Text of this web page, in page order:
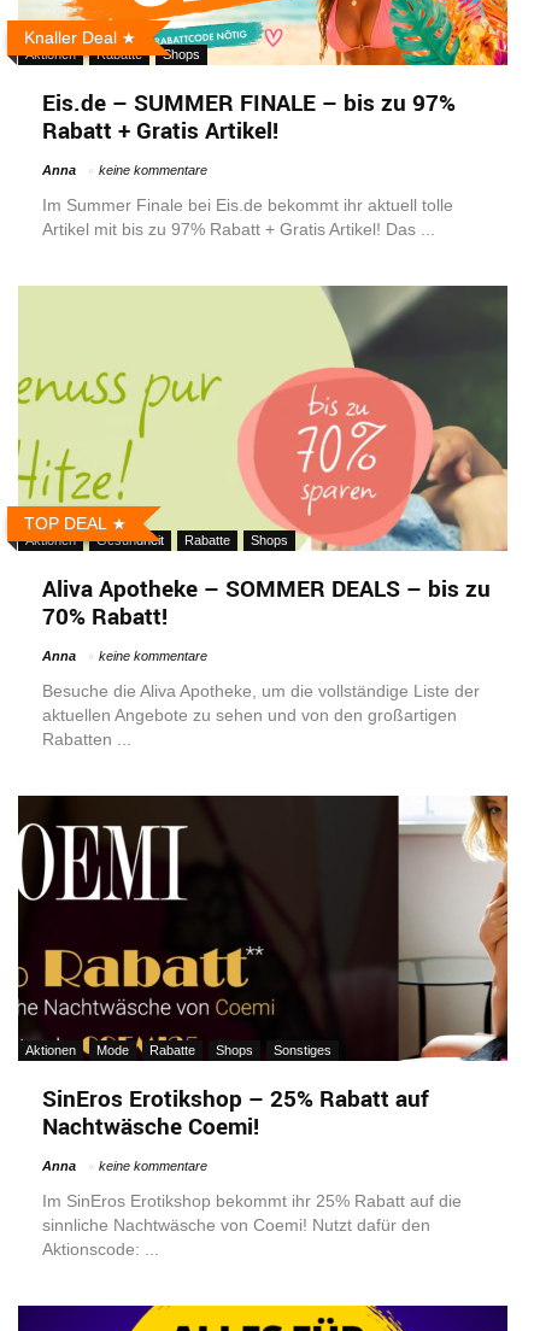
Knaller Deal
Aktionen Rabatte Shops
Eis.de – SUMMER FINALE – bis zu 97%
Rabatt + Gratis Artikel!
Anna keine kommentare
Im Summer Finale bei Eis.de bekommt ihr aktuell tolle
Artikel mit bis zu 97% Rabatt + Gratis Artikel! Das ...
TOP DEAL
Aktionen Gesundheit Rabatte Shops
Aliva Apotheke – SOMMER DEALS – bis zu
70% Rabatt!
Anna keine kommentare
Besuche die Aliva Apotheke, um die vollständige Liste der
aktuellen Angebote zu sehen und von den großartigen
Rabatten ...
Aktionen Mode Rabatte Shops Sonstiges
SinEros Erotikshop – 25% Rabatt auf
Nachtwäsche Coemi!
Anna keine kommentare
Im SinEros Erotikshop bekommt ihr 25% Rabatt auf die
sinnliche Nachtwäsche von Coemi! Nutzt dafür den
Aktionscode: ...